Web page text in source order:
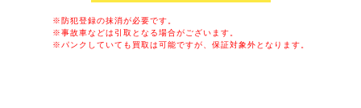
※防犯登録の抹消が必要です。
※事故車などは引取となる場合がございます。
※パンクしていても買取は可能ですが、保証対象外となります。